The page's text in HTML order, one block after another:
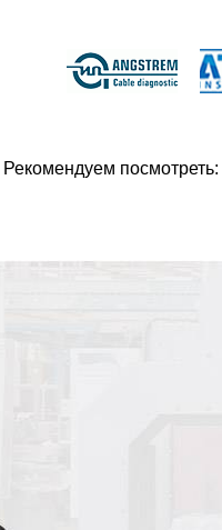
Рекомендуем посмотреть: